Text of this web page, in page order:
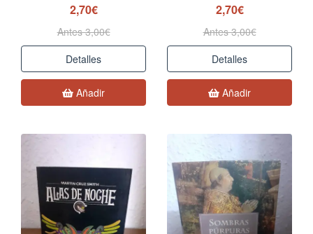
2,70€
Antes 3,00€
Detalles
Añadir
2,70€
Antes 3,00€
Detalles
Añadir